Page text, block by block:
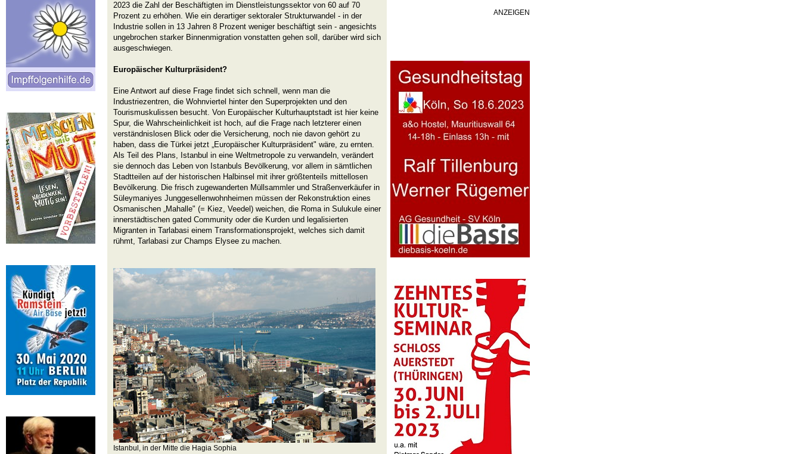
2023 die Zahl der Beschäftigten im Dienstleistungssektor von 60 auf 70
Prozent zu erhöhen. Wie ein derartiger sektoraler Strukturwandel - in der
Industrie sollen in 13 Jahren 8 Prozent weniger beschäftigt sein - angesichts
ungebrochen starker Binnenmigration vonstatten gehen soll, darüber wird sich
ausgeschwiegen.
Europäischer Kulturpräsident?
Eine Antwort auf diese Frage findet sich schnell, wenn man die
Industriezentren, die Wohnviertel hinter den Superprojekten und den
Tourismuskulissen besucht. Von Europäischer Kulturhauptstadt ist hier keine
Spur, die Wahrscheinlichkeit ist hoch, auf die Frage nach letzterer einen
verständnislosen Blick oder die Versicherung, noch nie davon gehört zu
haben, dass die Türkei jetzt „Europäischer Kulturpräsident" wäre, zu ernten.
Als Teil des Plans, Istanbul in eine Weltmetropole zu verwandeln, verändert
sie dennoch das Leben von Istanbuls Bevölkerung, vor allem in sämtlichen
Stadtteilen auf der historischen Halbinsel mit ihrer größtenteils mittellosen
Bevölkerung. Die frisch zugewanderten Müllsammler und Straßenverkäufer in
Süleymaniyes Junggesellenwohnheimen müssen der Rekonstruktion eines
Osmanischen „Mahalle" (= Kiez, Veedel) weichen, die Roma in Sulukule einer
innerstädtischen gated Community oder die Kurden und legalisierten
Migranten in Tarlabasi einem Transformationsprojekt, welches sich damit
rühmt, Tarlabasi zur Champs Elysee zu machen.
Istanbul, in der Mitte die Hagia Sophia
ANZEIGEN